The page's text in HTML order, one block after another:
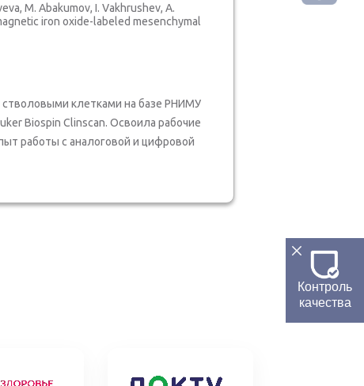
M. Abakumov, I. Vakhrushev, A.
iron oxide-labeled mesenchymal
клетками на базе РНИМУ
Biospin Clinscan. Освоила рабочие
работы с аналоговой и цифровой
Контроль
качества